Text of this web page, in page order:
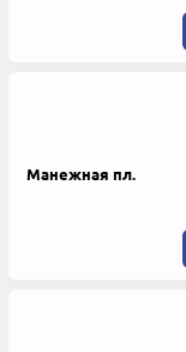
Манежная пл.